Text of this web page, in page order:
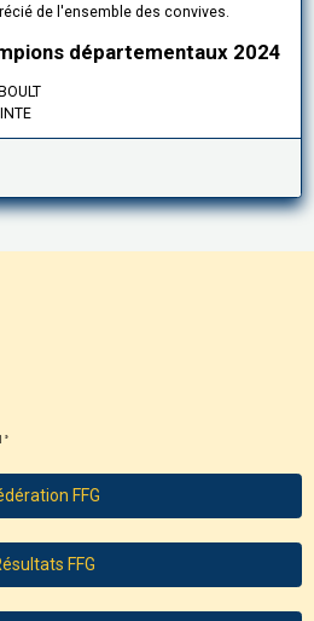
de l'ensemble des convives.
départementaux 2024
FFG
FFG